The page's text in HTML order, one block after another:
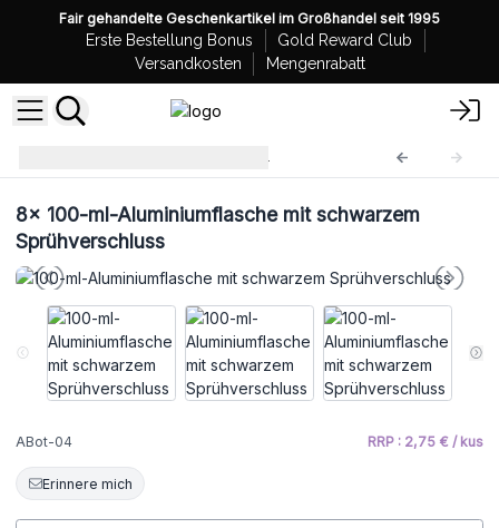
Fair gehandelte Geschenkartikel im Großhandel seit 1995
Erste Bestellung Bonus
Gold Reward Club
Versandkosten
Mengenrabatt
ABot-04
8x 100-ml-Aluminiumflasche mit schwarzem
Sprühverschluss
ABot-04 RRP : 2,75 € / kus
Erinnere mich